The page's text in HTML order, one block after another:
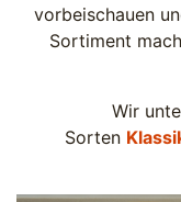
vorbeischauen
Sortiment
Wir
Sorten